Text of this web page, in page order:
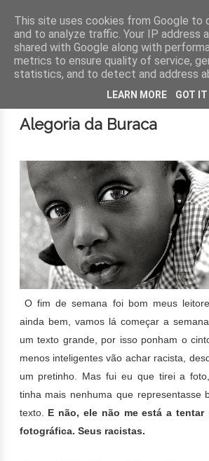
MENU
Alegoria da Buraca
O fim de semana foi bom meus
ainda bem, vamos lá começar a
um texto grande, por isso ponham o
menos inteligentes vão achar racista,
um pretinho. Mas fui eu que tirei a
tinha mais nenhuma que representasse
texto. E não, ele não me está a tentar
fotográfica. Seus racistas.
This site uses cookies from Google to
and to analyze traffic. Your IP address
shared with Google along with
metrics to ensure quality of service,
statistics, and to detect and address
LEARN MORE GOT IT